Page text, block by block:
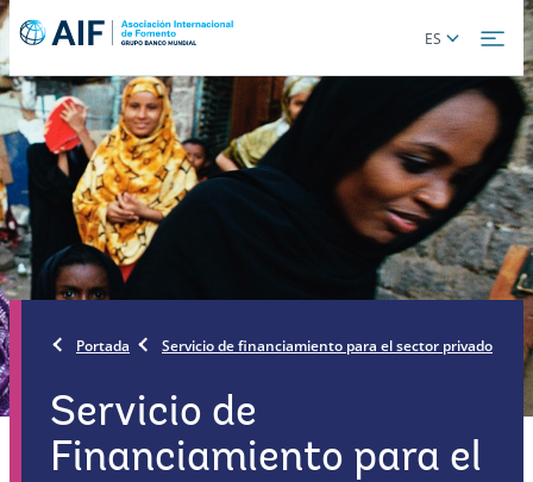
Skip
main
content
Global
toggler
ES
Portada Servicio de financiamiento para el sector privado
Servicio de
Financiamiento para el